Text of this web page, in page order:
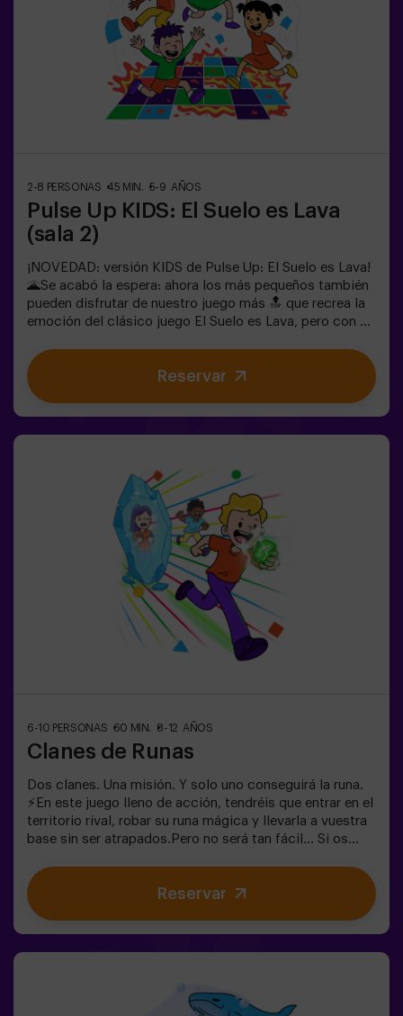
superar todos los retos. ¡Verán su progreso en tiempo
real en pantalla y celebrarán cada victoria como un
verdadero logro! 🏆Diversión activa, segura y original
para fiestas infantiles, salidas en familia o simplemente
para liberar energía de la forma más divertida.✅ Ideal
para niños | familias | fiestas infantilesImportante: los
niños deben ir acompañados de un adulto, que cuenta
2-8 PERSONAS 45 MIN. 5-9 AÑOS
Pulse Up KIDS: El Suelo es Lava
(sala 2)
¡NOVEDAD: versión KIDS de Pulse Up: El Suelo es Lava!
🌋Se acabó la espera: ahora los más pequeños también
pueden disfrutar de nuestro juego más 🔝 que recrea la
emoción del clásico juego El Suelo es Lava, pero con un
dinámicos y coloridos que estimulan el cuerpo y la
mente🎉 Ideal para fiestas infantiles y
cumpleaños emocionantes🎁 Recuerdos inolvidables y
seguir jugando.👧👦 Para niños de 5 a 9 años. Si tienen
10 años o más, ¡la versión clásica de Pulse Up: El Suelo
es Lava es perfecta para ellos!Los niños deberán
colaborar, pensar rápido y moverse aún más rápido para
superar todos los retos. ¡Verán su progreso en tiempo
real en pantalla y celebrarán cada victoria como un
verdadero logro! 🏆Diversión
activa, segura y original para fiestas infantiles, salidas
en familia o simplemente para liberar energía de la
forma más divertida.✅ Ideal para niños | familias |
fiestas infantilesImportante: los niños deben ir
Reservar
6-10 PERSONAS 60 MIN. 8-12 AÑOS
Clanes de Runas
Dos clanes. Una misión. Y solo uno conseguirá la runa.
⚡En este juego lleno de acción, tendréis que entrar en el
territorio rival, robar su runa mágica y llevarla a vuestra
base sin ser atrapados.Pero no será tan fácil… Si os
compañero os libere. ❄️La clave está en moverse rápido,
coordinarse y saber cuándo atacar o defender.Aquí no
solo se trata de correr, sino de jugar en equipo y tomar
Reservar